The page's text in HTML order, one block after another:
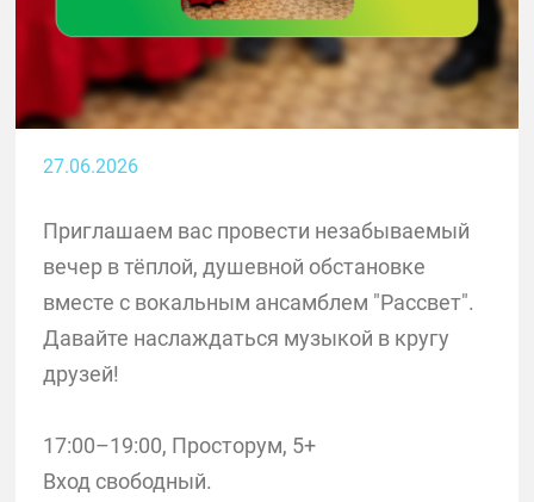
27.06.2026
Приглашаем вас провести незабываемый
вечер в тёплой, душевной обстановке
вместе с вокальным ансамблем "Рассвет".
Давайте наслаждаться музыкой в кругу
друзей!
17:00–19:00, Просторум, 5+
Вход свободный.